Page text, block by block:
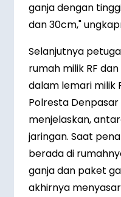
ganja dengan
dan 30cm,"
Selanjutnya
rumah milik RF
dalam lemari milik
Polresta Denpasar
menjelaskan,
jaringan. Saat
berada di
ganja dan paket
akhirnya